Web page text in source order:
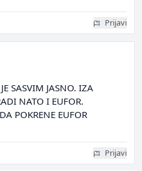
Prijavi
SASVIM JASNO. IZA
NATO I EUFOR.
POKRENE EUFOR
Prijavi